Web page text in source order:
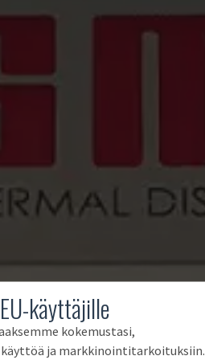
käyttäjille
kokemustasi,
käyttöä ja markkinointitarkoituksiin.